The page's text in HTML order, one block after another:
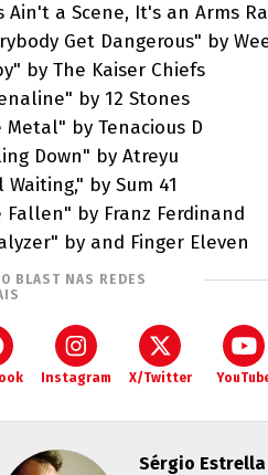
Ain't a Scene, It's an Arms
Get Dangerous" by
by The Kaiser Chiefs
by 12 Stones
Metal" by Tenacious D
Down" by Atreyu
Waiting," by Sum 41
Fallen" by Franz Ferdinand
by and Finger Eleven
BLAST NAS REDES
Instagram X/Twitter
Sérgio Estrella